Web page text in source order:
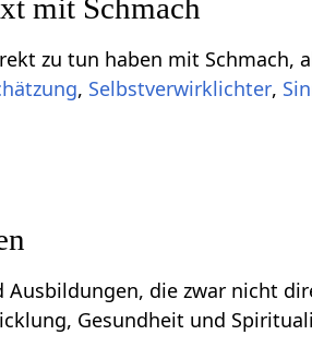
, ,
die zwar nicht direkt zu tun
Gesundheit und